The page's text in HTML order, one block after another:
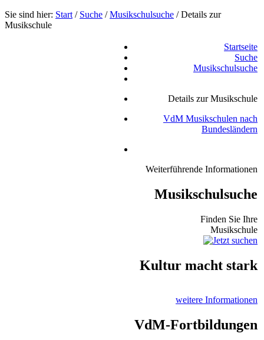
Sie sind hier: Start / Suche /Musikschulsuche /Details zur
Musikschule
Startseite
Suche
Musikschulsuche
Details zur Musikschule
VdM Musikschulen nach
Bundesländern
Weiterführende Informationen
Musikschulsuche
Finden Sie Ihre
Musikschule
Kultur macht stark
weitere Informationen
VdM-Fortbildungen